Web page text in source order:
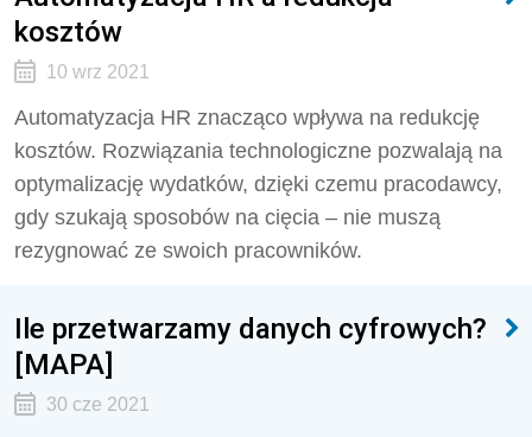
kosztów
10 wrz 2021
Automatyzacja HR znacząco wpływa na redukcję
kosztów. Rozwiązania technologiczne pozwalają na
optymalizację wydatków, dzięki czemu pracodawcy,
gdy szukają sposobów na cięcia – nie muszą
rezygnować ze swoich pracowników.
Ile przetwarzamy danych cyfrowych?
[MAPA]
30 cze 2021